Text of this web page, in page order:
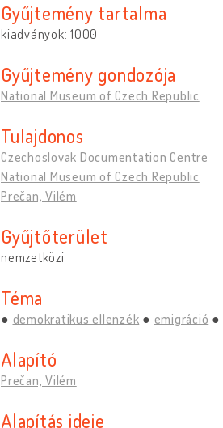
Gyűjtemény tartalma
kiadványok: 1000-
Gyűjtemény gondozója
National Museum of Czech Republic
Tulajdonos
Czechoslovak Documentation Centre
National Museum of Czech Republic
Prečan, Vilém
Gyűjtőterület
nemzetközi
Téma
demokratikus ellenzék emigráció
Alapító
Prečan, Vilém
Alapítás ideje